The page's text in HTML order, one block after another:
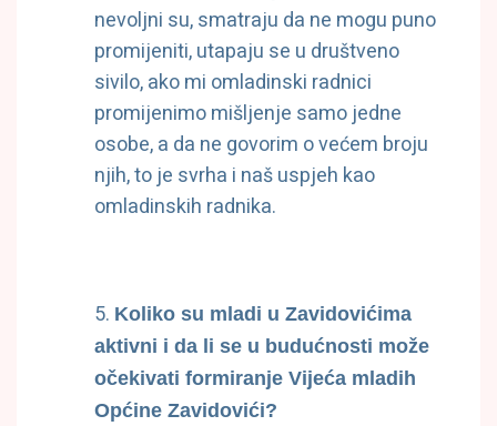
nevoljni su, smatraju da ne mogu puno
promijeniti, utapaju se u društveno
sivilo, ako mi omladinski radnici
promijenimo mišljenje samo jedne
osobe, a da ne govorim o većem broju
njih, to je svrha i naš uspjeh kao
omladinskih radnika.
Koliko su mladi u Zavidovićima
aktivni i da li se u budućnosti može
očekivati formiranje Vijeća mladih
Općine Zavidovići?